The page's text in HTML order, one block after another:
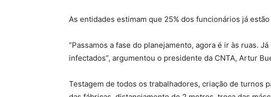
As entidades estimam que 25% dos funcionários já
“Passamos a fase do planejamento, agora é ir às ruas.
infectados”, argumentou o presidente da CNTA, Artur
Testagem de todos os trabalhadores, criação de turnos